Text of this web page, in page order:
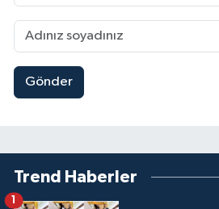
Gönder
Trend Haberler
1